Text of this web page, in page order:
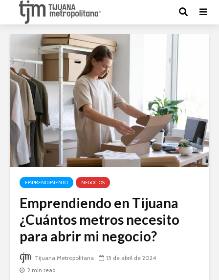
EMPRENDIMIENTO NEGOCIOS
Emprendiendo en Tijuana
¿Cuántos metros necesito
para abrir mi negocio?
Tijuana Metropolitana
15 de abril de 2024
2 min read